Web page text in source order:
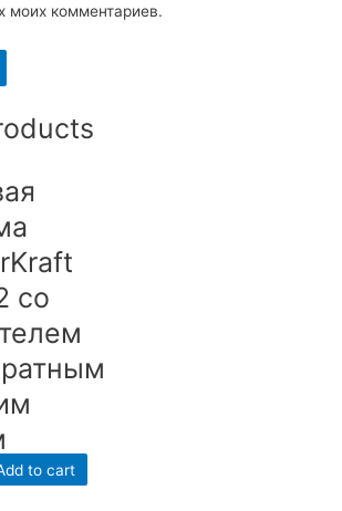
моих комментариев.
со
to cart